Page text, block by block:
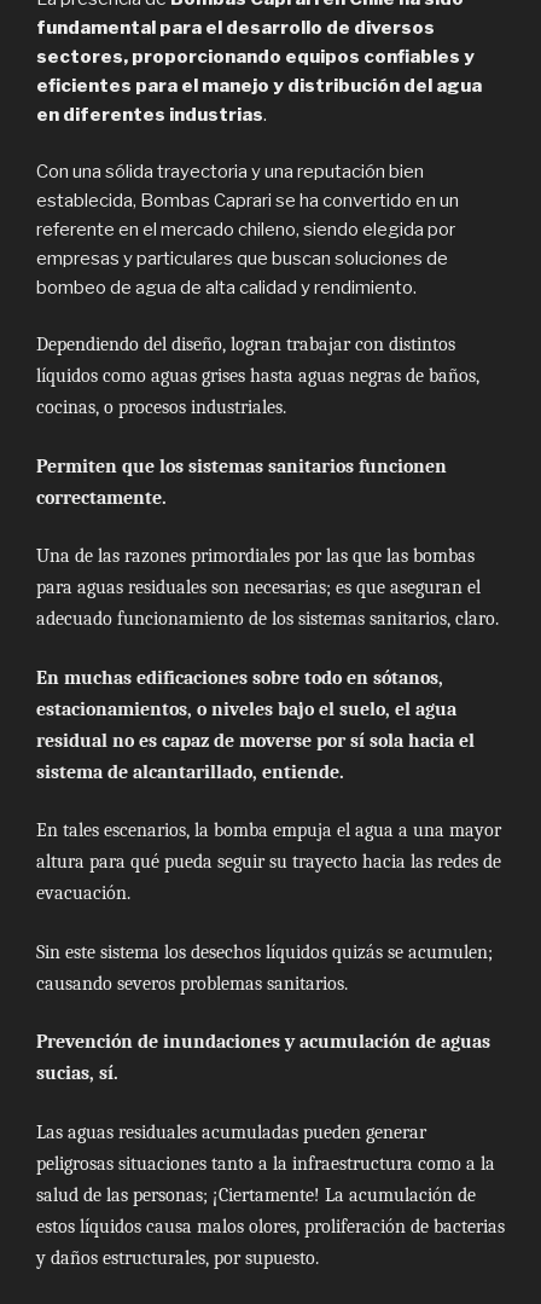
fundamental para el desarrollo de diversos
sectores, proporcionando equipos confiables y
eficientes para el manejo y distribución del agua
en diferentes industrias.
Con una sólida trayectoria y una reputación bien
establecida, Bombas Caprari se ha convertido en un
referente en el mercado chileno, siendo elegida por
empresas y particulares que buscan soluciones de
bombeo de agua de alta calidad y rendimiento.
Dependiendo del diseño, logran trabajar con distintos
líquidos como aguas grises hasta aguas negras de baños,
cocinas, o procesos industriales.
Permiten que los sistemas sanitarios funcionen
correctamente.
Una de las razones primordiales por las que las bombas
para aguas residuales son necesarias; es que aseguran el
adecuado funcionamiento de los sistemas sanitarios, claro.
En muchas edificaciones sobre todo en sótanos,
estacionamientos, o niveles bajo el suelo, el agua
residual no es capaz de moverse por sí sola hacia el
sistema de alcantarillado, entiende.
En tales escenarios, la bomba empuja el agua a una mayor
altura para qué pueda seguir su trayecto hacia las redes de
evacuación.
Sin este sistema los desechos líquidos quizás se acumulen;
causando severos problemas sanitarios.
Prevención de inundaciones y acumulación de aguas
sucias, sí.
Las aguas residuales acumuladas pueden generar
peligrosas situaciones tanto a la infraestructura como a la
salud de las personas; ¡Ciertamente! La acumulación de
estos líquidos causa malos olores, proliferación de bacterias
y daños estructurales, por supuesto.